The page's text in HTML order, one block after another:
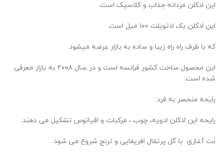
این ادکلن مردانه جذاب و کلاسیک است.
این ادکلن یک ادتویلت ۱۰۰ میل است.
که با ظرف راه راه زیبا و ساده به بازار عرضه میشود.
این محصول ساخت کشور فرانسه است و در سال ۲۰۰۸ به بازار معرفی
شده است.
رایحه منحصر به فرد:
رایحه این ادکلن ادویه، چوب ، مرکبات و اقیانوس تشکیل می دهند.
نت آغازی با گل پرتقال افریقایی و ترنج شروع می شود.